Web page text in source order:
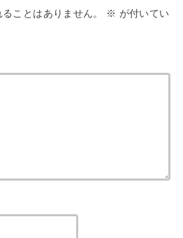
ことはありません。 ※ が付いてい